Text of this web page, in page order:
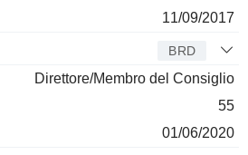
11/09/2017
BRD
Direttore/Membro del Consiglio
55
01/06/2020